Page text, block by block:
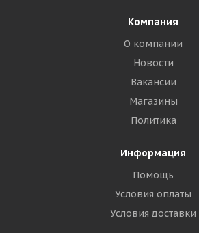
Компания
О компании
Новости
Вакансии
Магазины
Политика
Информация
Помощь
Условия оплаты
Условия доставки